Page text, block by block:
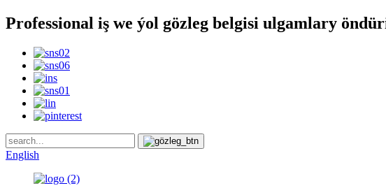
Professional iş we ýol gözleg belgisi ulgamlary
English